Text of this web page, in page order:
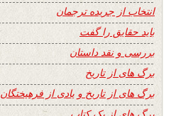
انتخاب از جریده ترجمان
باید حقایق را گفت
بررسی و نقد داستان
برگ های از تاریخ
برگ های از تاریخ و یادی از فرهیختگان